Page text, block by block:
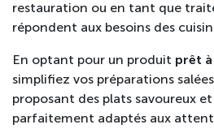
restauration ou en tant que
répondent aux besoins des
En optant pour un produit prêt
simplifiez vos préparations
proposant des plats savoureux
parfaitement adaptés aux